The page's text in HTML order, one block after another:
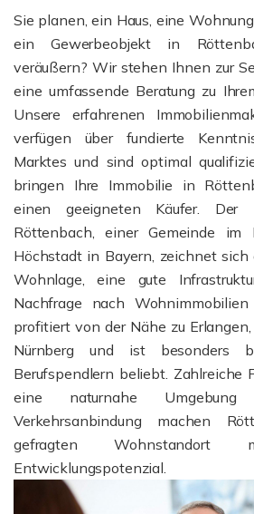
Sie planen, ein Haus, eine
ein Gewerbeobjekt in
veräußern? Wir stehen Ihnen zur
eine umfassende Beratung zu
Unsere erfahrenen
verfügen über fundierte
Marktes und sind optimal
bringen Ihre Immobilie in
einen geeigneten Käufer. Der
Röttenbach, einer Gemeinde im
Höchstadt in Bayern, zeichnet
Wohnlage, eine gute
Nachfrage nach
profitiert von der Nähe zu
Nürnberg und ist besonders
Berufspendlern beliebt. Zahlreiche
eine naturnahe
Verkehrsanbindung machen
gefragten Wohnstandort
Entwicklungspotenzial.